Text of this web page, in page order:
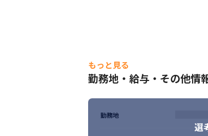
もっと見る
勤務地・給与・その他情
選
勤務地